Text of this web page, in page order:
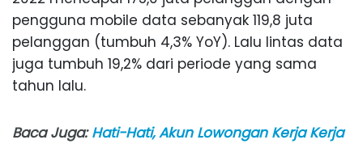
pengguna mobile data sebanyak 119,8 juta
pelanggan (tumbuh 4,3% YoY). Lalu lintas data
juga tumbuh 19,2% dari periode yang sama
tahun lalu.
Baca Juga:Hati-Hati, Akun Lowongan Kerja Kerja